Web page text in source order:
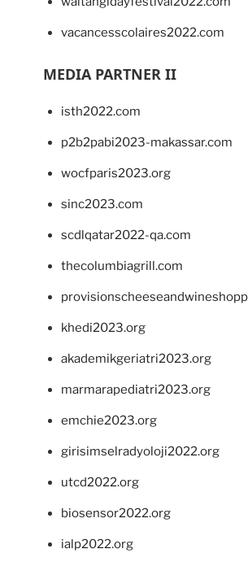
vacancesscolaires2022.com
MEDIA PARTNER II
isth2022.com
p2b2pabi2023-makassar.com
wocfparis2023.org
sinc2023.com
scdlqatar2022-qa.com
thecolumbiagrill.com
khedi2023.org
akademikgeriatri2023.org
marmarapediatri2023.org
emchie2023.org
girisimselradyoloji2022.org
utcd2022.org
biosensor2022.org
ialp2022.org